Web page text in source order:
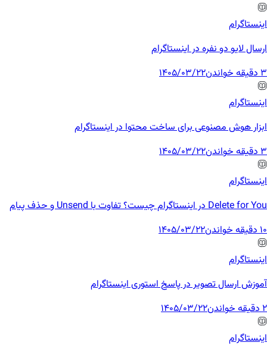
اینستاگرام
ارسال لایو دو نفره در اینستاگرام
3 دقیقه خواندن
1405/03/22
اینستاگرام
ابزار هوش مصنوعی برای ساخت محتوا در اینستاگرام
3 دقیقه خواندن
1405/03/22
اینستاگرام
Delete for You در اینستاگرام چیست؟ تفاوت با Unsend و حذف پیام
10 دقیقه خواندن
1405/03/22
اینستاگرام
آموزش ارسال تصویر در پاسخ استوری اینستاگرام
2 دقیقه خواندن
1405/03/22
اینستاگرام